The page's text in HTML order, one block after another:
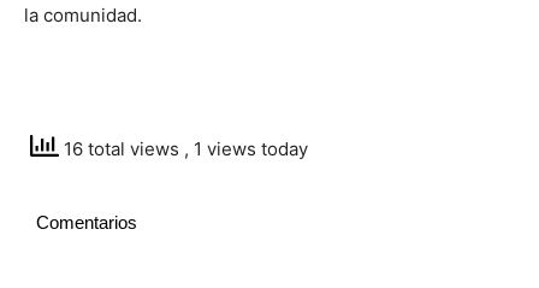
la comunidad.
16 total views , 1 views today
Comentarios